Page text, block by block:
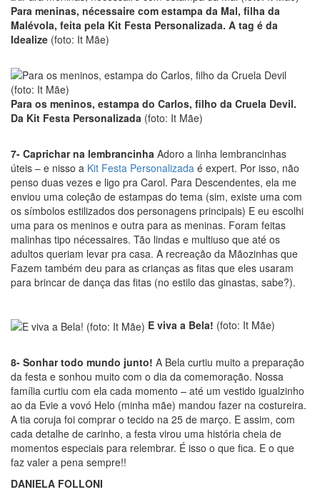
Para meninas, nécessaire com estampa da Mal, filha da
Malévola, feita pela Kit Festa Personalizada. A tag é da
Idealize (foto: It Mãe)
Para os meninos, estampa do Carlos, filho da Cruela Devil.
Da Kit Festa Personalizada (foto: It Mãe)
7- Caprichar na lembrancinha Adoro a linha lembrancinhas
úteis – e nisso a Kit Festa Personalizada é expert. Por isso, não
penso duas vezes e ligo pra Carol. Para Descendentes, ela me
enviou uma coleção de estampas do tema (sim, existe uma com
os símbolos estilizados dos personagens principais) E eu escolhi
uma para os meninos e outra para as meninas. Foram feitas
malinhas tipo nécessaires. Tão lindas e multiuso que até os
adultos queriam levar pra casa. A recreação da Mãozinhas que
Fazem também deu para as crianças as fitas que eles usaram
para brincar de dança das fitas (no estilo das ginastas, sabe?).
E viva a Bela! (foto: It Mãe)
8- Sonhar todo mundo junto! A Bela curtiu muito a preparação
da festa e sonhou muito com o dia da comemoração. Nossa
família curtiu com ela cada momento – até um vestido igualzinho
ao da Evie a vovó Helo (minha mãe) mandou fazer na costureira.
A tia coruja foi comprar o tecido na 25 de março. E assim, com
cada detalhe de carinho, a festa virou uma história cheia de
momentos especiais para relembrar. É isso o que fica. E o que
faz valer a pena sempre!!
DANIELA FOLLONI